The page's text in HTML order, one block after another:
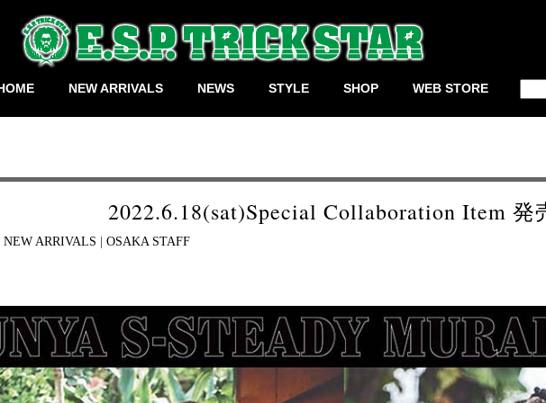
NEW ARRIVALS NEWS STYLE SHOP WEB STORE
2022.6.18(sat)Special Collaboration Item 発
NEW ARRIVALS | OSAKA STAFF